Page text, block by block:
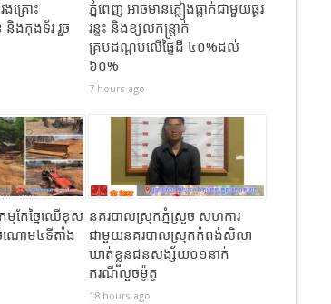
គ្រោះ
ងកុងទ័រ រួច
ភ្នំពេញ អាចមានភ្លៀងធ្លាក់ជាមួយផ្គរ
រន្ទះ និងខ្យល់កន្ត្រាក់
គ្របដណ្តប់លើផ្ទៃដី ៤០%ដល់
៦០%
7 hours ago
ម្មកែច្នៃឈើខុស
ចំណោម៤ទីតាំង
នគរបាលស្រុកភ្នំស្រួច សហការ
ជាមួយនគរបាលស្រុកកំពង់សិលា
ឃាត់ខ្លួនជនសង្ស័យ០១នាក់
ករណីលួចម៉ូតូ
18 hours ago